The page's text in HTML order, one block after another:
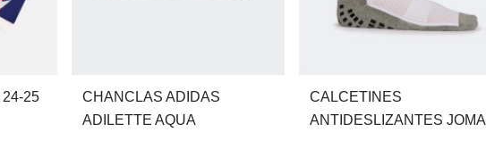
25
CHANCLAS ADIDAS
ADILETTE AQUA
CALCETINES
ANTIDESLIZANTES JOMA